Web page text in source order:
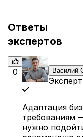
Ответы
экспертов
0 Василий
Эксперт
Адаптация
требованиям
нужно